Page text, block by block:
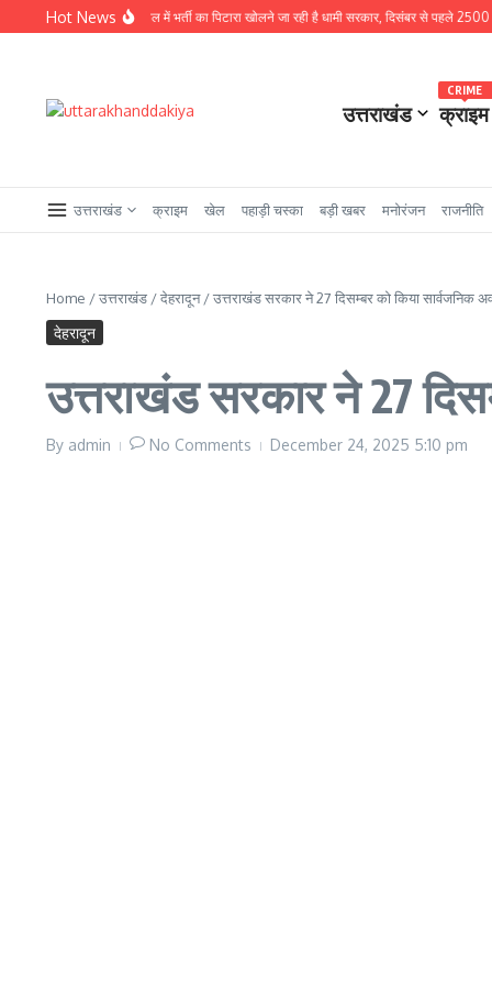
Skip to content
Hot News
खबर : चुनावी साल में भर्ती का पिटारा खोलने जा रही है धामी सरकार, दिसंबर से पहले 2500 से अधिक
उत्तराखंड क्राइम
CRIME
उत्तराखंड क्राइम खेल पहाड़ी चस्का बड़ी खबर मनोरंजन राजनीति
Home /उत्तराखंड /देहरादून/उत्तराखंड सरकार ने 27 दिसम्बर को किया सार्वजनिक
देहरादून
उत्तराखंड सरकार ने 27
By admin No Comments December 24, 2025 5:10 pm